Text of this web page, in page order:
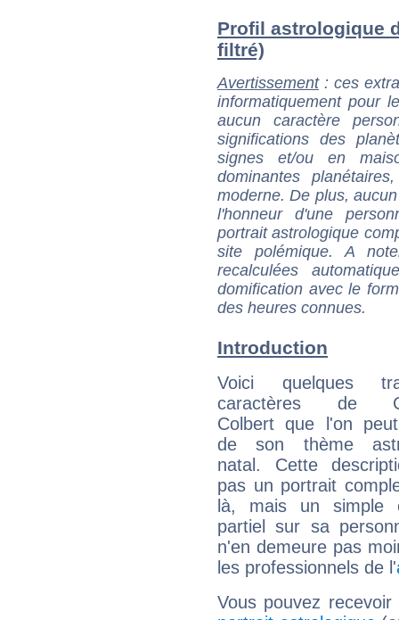
Profil astrologique
filtré)
Avertissement: ces
informatiquement pour
aucun caractère
significations des
signes et/ou en
dominantes
moderne. De plus,
l'honneur d'une
portrait astrologique
site polémique. A
recalculées
domification avec le
des heures connues.
Introduction
Voici quelques
caractères de
Colbert que l'on
de son thème
natal. Cette
pas un portrait
là, mais un simple
partiel sur sa
n'en demeure pas
les professionnels de l'
Vous pouvez